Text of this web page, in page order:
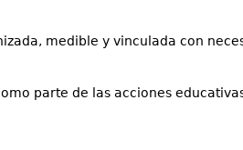
medible y vinculada con
parte de las acciones